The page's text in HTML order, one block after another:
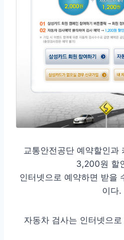
교통안전공단 예약할인과
3,200원 할
인터넷으로 예약하면 받을
이다.
자동차 검사는 인터넷으